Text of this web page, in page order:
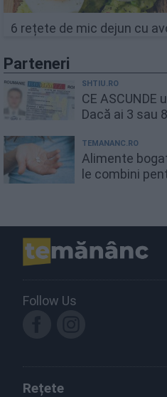
6 rețete de mic dejun cu
Parteneri
SHTIU.RO
CE ASCUNDE
Dacă ai 3 sau
TEMANANC.RO
Alimente
le combini
Follow Us
Rețete